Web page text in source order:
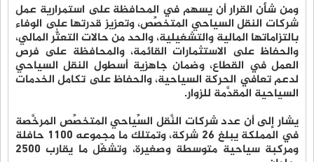
ومن شأن القرار أن يسهم في المحافظة على استمرارية عمل
شركات النقل السياحي المتخصِّص، وتعزيز قدرتها على الوفاء
بالتزاماتها المالية والتشغيلية، والحد من حالات التعثُّر المالي،
والحفاظ على الاستثمارات القائمة، والمحافظة على فرص
العمل في القطاع، وضمان جاهزية أسطول النقل السياحي
لدعم تعافي الحركة السياحية، والحفاظ على تكامل الخدمات
السياحية المقدَّمة للزوار.
يشار إلى أن عدد شركات النَّقل السِّياحي المتخصِّص المرخَّصة
في المملكة يبلغ 26 شركة، وتمتلك ما مجموعه 1100 حافلة
ومركبة سياحية متوسطة وصغيرة، وتشغّل ما يقارب 2500